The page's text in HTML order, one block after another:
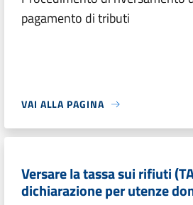
pagamento di tributi
VAI ALLA PAGINA
Versare la tassa sui rifiuti
dichiarazione per utenze